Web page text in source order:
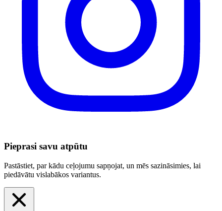
Pieprasi savu atpūtu
Pastāstiet, par kādu ceļojumu sapņojat, un mēs sazināsimies, lai
piedāvātu vislabākos variantus.